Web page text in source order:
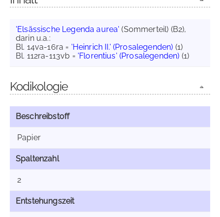
'Elsässische Legenda aurea' (Sommerteil) (B2),
darin u.a.:
Bl. 14va-16ra = 'Heinrich II.' (Prosalegenden) (1)
Bl. 112ra-113vb = 'Florentius' (Prosalegenden) (1)
Kodikologie
Beschreibstoff
Papier
Spaltenzahl
2
Entstehungszeit